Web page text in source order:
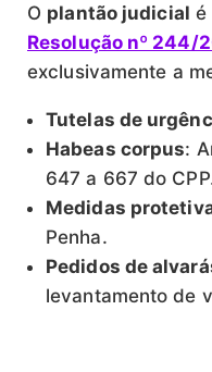
O plantão judicial é
Resolução nº 244/
exclusivamente a
Tutelas de
Habeas corpus:
647 a 667 do
Medidas
Penha.
Pedidos de
levantamento de